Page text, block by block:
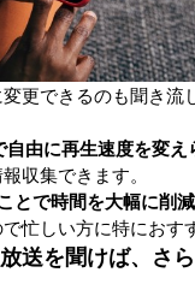
更できるのも聞き流
由に再生速度を変え
収集できます。
とで時間を大幅に削
忙しい方に特におす
送を聞けば、さ